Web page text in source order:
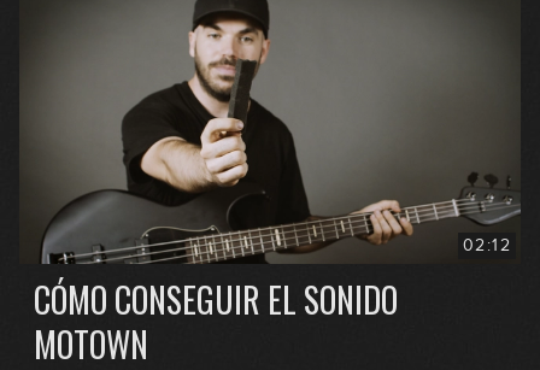
02:12
CÓMO CONSEGUIR EL SONIDO
MOTOWN